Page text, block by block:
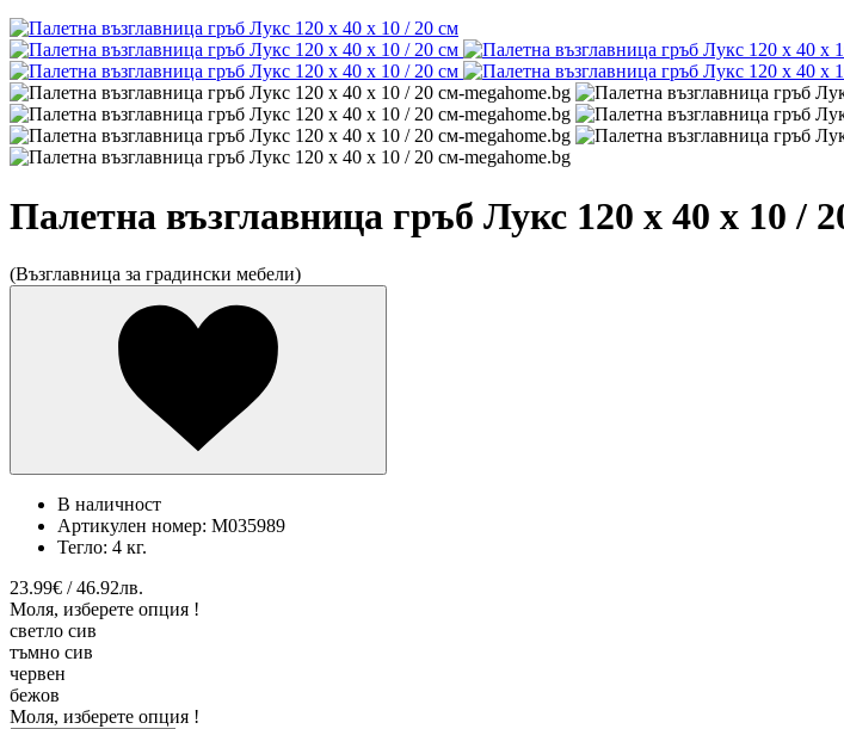
Палетна възглавница гръб Лукс 120 х 40 х 10 /
(Възглавница за градински мебели)
В наличност
Артикулен номер: M035989
Тегло: 4 кг.
23.99€ / 46.92лв.
Моля, изберете опция !
светло сив
тъмно сив
червен
бежов
Моля, изберете опция !